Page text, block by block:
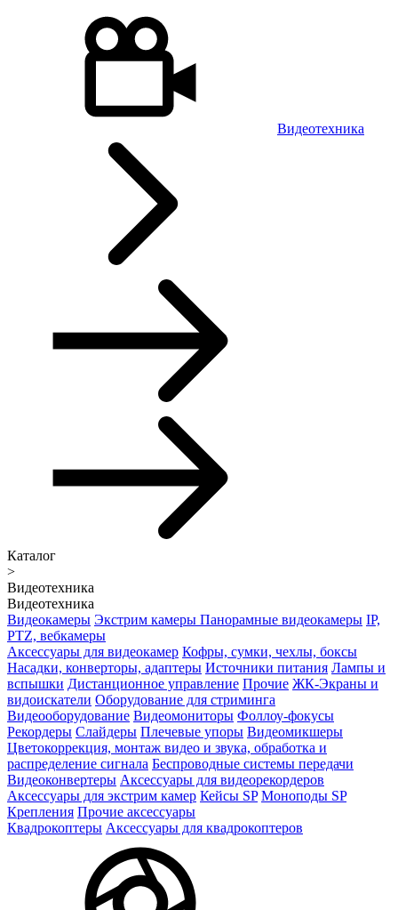
Видеотехника
Каталог
>
Видеотехника
Видеотехника
Видеокамеры Экстрим камеры Панорамные видеокамеры IP,
PTZ, вебкамеры
Аксессуары для видеокамер Кофры, сумки, чехлы, боксы
Насадки, конверторы, адаптеры Источники питания Лампы и
вспышки Дистанционное управление Прочие ЖК-Экраны и
видоискатели Оборудование для стриминга
Видеооборудование Видеомониторы Фоллоу-фокусы
Рекордеры Слайдеры Плечевые упоры Видеомикшеры
Цветокоррекция, монтаж видео и звука, обработка и
распределение сигнала Беспроводные системы передачи
Видеоконвертеры Аксессуары для видеорекордеров
Аксессуары для экстрим камер Кейсы SP Моноподы SP
Крепления Прочие аксессуары
Квадрокоптеры Аксессуары для квадрокоптеров